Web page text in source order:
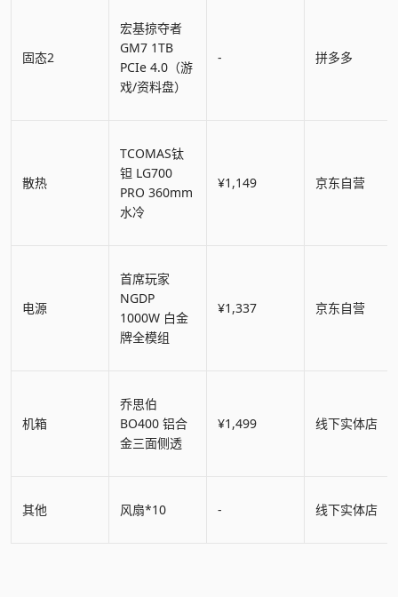
固态2
宏基掠夺者
GM7 1TB
PCIe 4.0（游
戏/资料盘）
- 拼多多
散热
TCOMAS钛
钽 LG700
PRO 360mm
水冷
¥1,149 京东自营
电源
首席玩家
NGDP
1000W 白金
牌全模组
¥1,337 京东自营
机箱
乔思伯
BO400 铝合
金三面侧透
¥1,499 线下实体店
其他 风扇*10 - 线下实体店